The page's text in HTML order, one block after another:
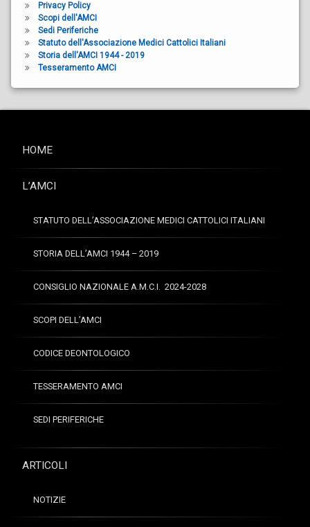
Privacy Policy
Scopi dell'AMCI
Sedi Periferiche
Statuto dell'Associazione Medici Cattolici Italiani
Storia dell'AMCI 1944 - 2019
Tesseramento AMCI
HOME
L’AMCI
STATUTO DELL’ASSOCIAZIONE MEDICI CATTOLICI ITALIANI
STORIA DELL’AMCI 1944 – 2019
CONSIGLIO NAZIONALE A.M.C.I. 2024-2028
SCOPI DELL’AMCI
CODICE DEONTOLOGICO
TESSERAMENTO AMCI
SEDI PERIFERICHE
ARTICOLI
NOTIZIE